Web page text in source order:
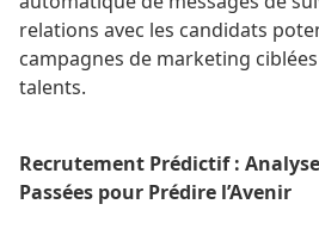
relations avec les candidats
campagnes de marketing
talents.
Recrutement Prédictif :
Passées pour Prédire l’Avenir